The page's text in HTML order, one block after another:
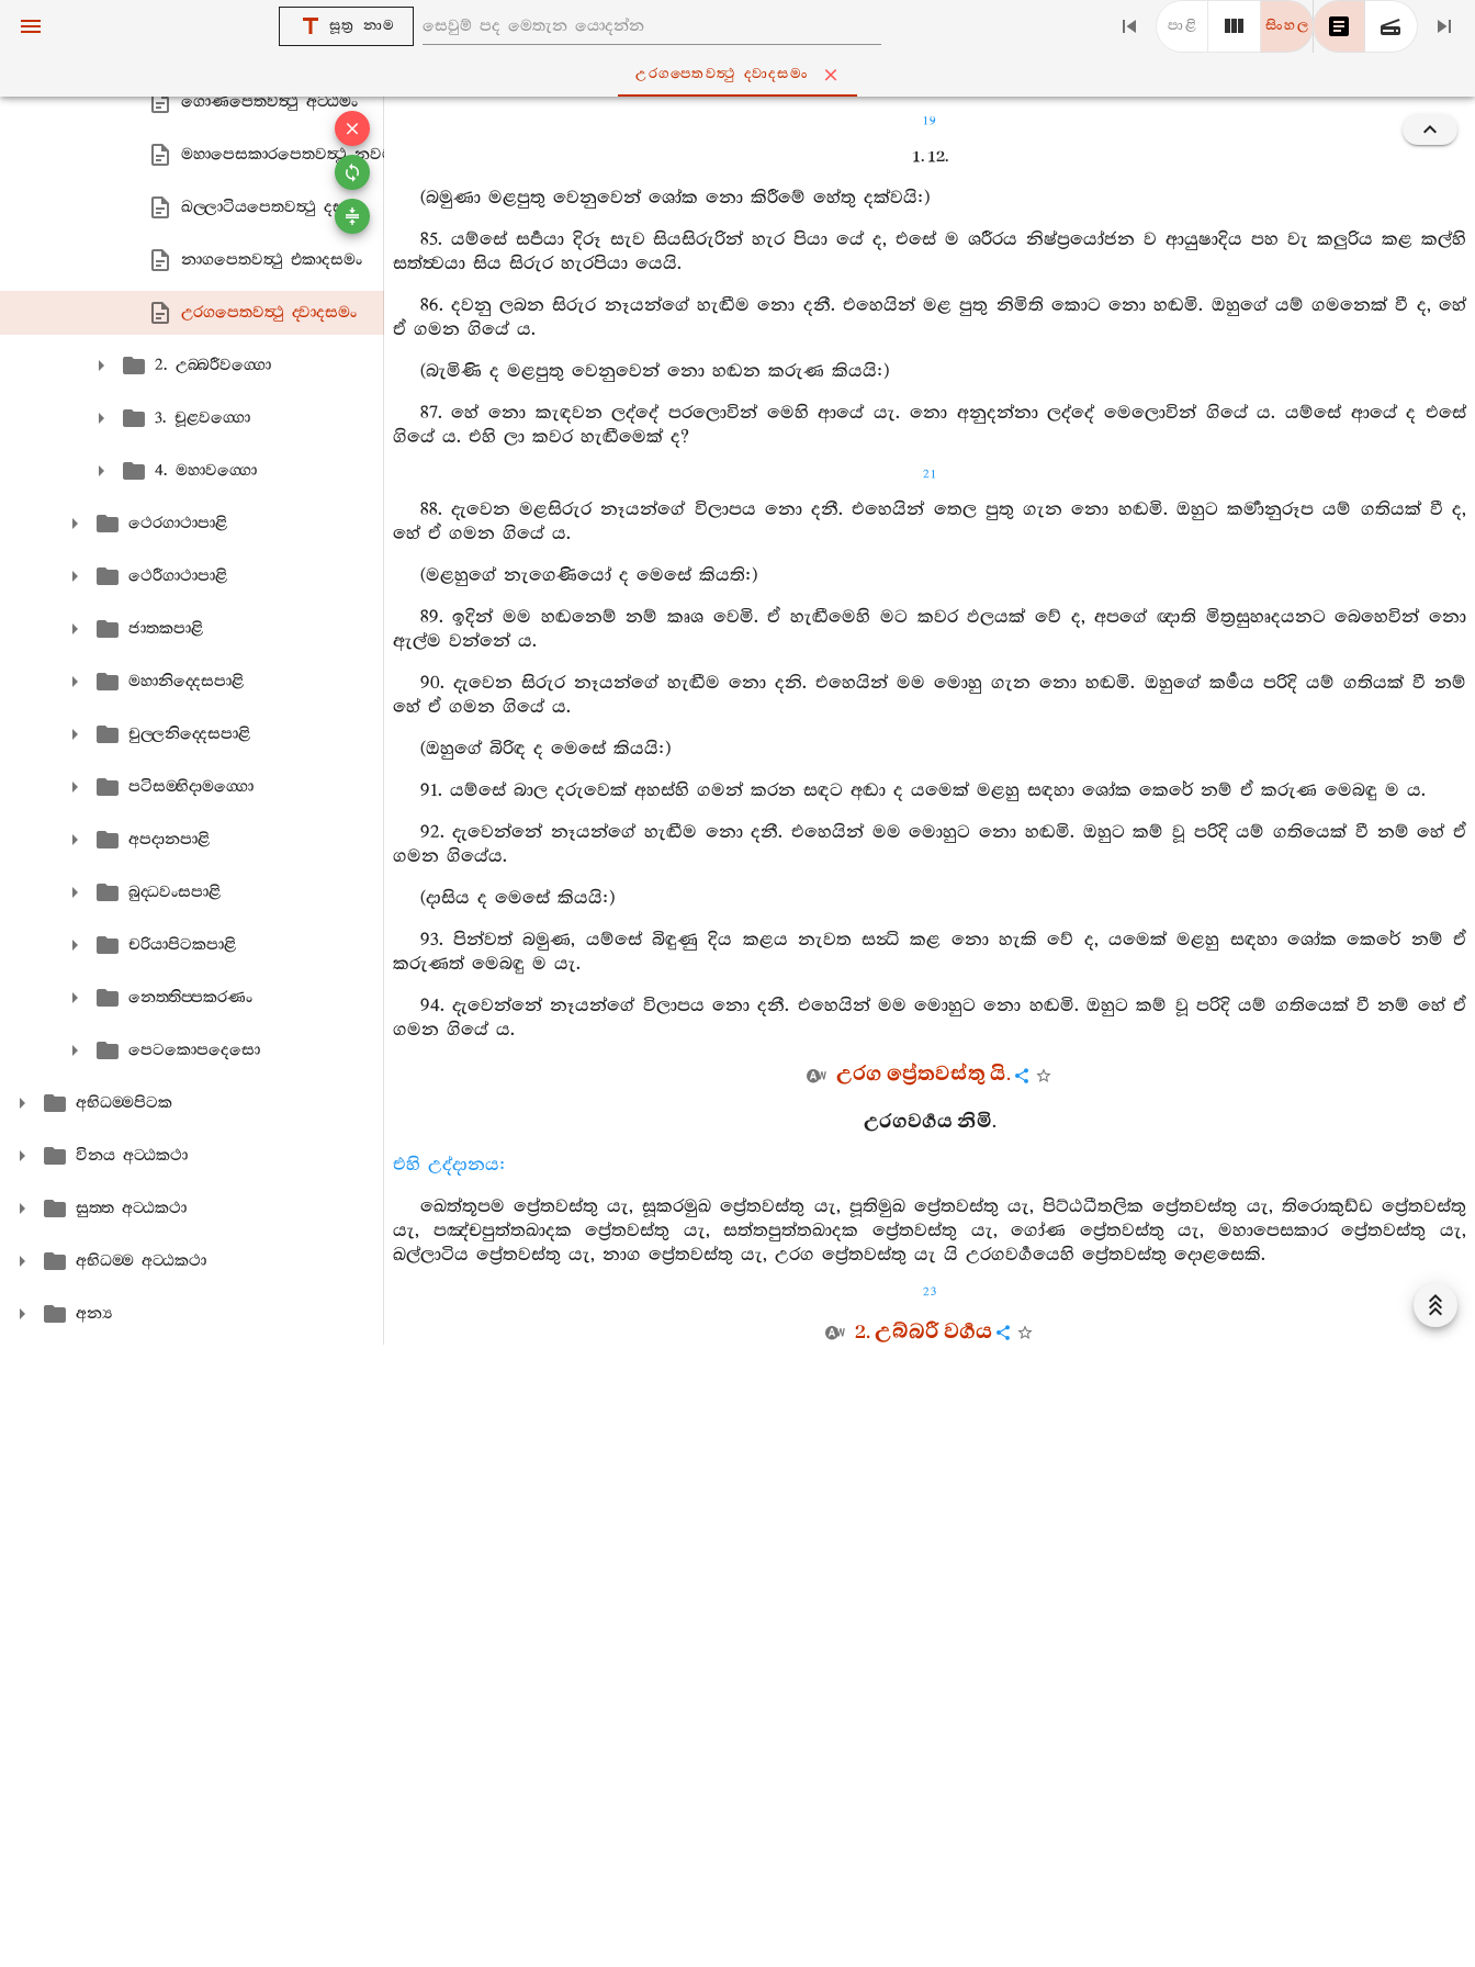
සූත්‍ර නාම පාළි සිංහල
උරගපෙතවත්‍ථු ද‍්වාදසමං
සත‍්තපුත‍්තඛාදකපෙතවත්‍ථු සත‍්තමං
ගොණපෙතවත්‍ථු අට‍්ඨමං
මහාපෙසකාරපෙතවත්‍ථු නවමං
ඛල‍්ලාටියපෙතවත්‍ථු දසමං
නාගපෙතවත්‍ථු එකාදසමං
උරගපෙතවත්‍ථු ද‍්වාදසමං
2. උබ‍්බරීවග‍්ගො
3. චූළවග‍්ගො
4. මහාවග‍්ගො
ථෙරගාථාපාළි
ථෙරීගාථාපාළි
ජාතකපාළි
මහානිද‍්දෙසපාළි
චුල‍්ලනිද‍්දෙසපාළි
පටිසම‍්භිදාමග‍්ගො
අපදානපාළි
බුද‍්ධවංසපාළි
චරියාපිටකපාළි
නෙත‍්තිප‍්පකරණං
පෙටකොපදෙසො
අභිධම‍්මපිටක
විනය අට‍්ඨකථා
සුත‍්ත අට‍්ඨකථා
අභිධම‍්ම අට‍්ඨකථා
අන්‍ය
19
1. 12.
(බමුණා මළපුතු වෙනුවෙන් ශෝක නො කිරීමේ හේතු දක්වයි:)
85. යම්සේ සර්‍පයා දිරූ සැව සියසිරුරින් හැර පියා යේ ද, එසේ ම ශරීරය නිෂ්ප්‍රයෝජන ව ආයුෂාදිය පහ වැ කලුරිය කළ කල්හි
සත්ත්‍වයා සිය සිරුර හැරපියා යෙයි.
86. දවනු ලබන සිරුර නෑයන්ගේ හැඬීම නො දනී. එහෙයින් මළ පුතු නිමිති කොට නො හඬමි. ඔහුගේ යම් ගමනෙක් වී ද, හේ
ඒ ගමන ගියේ ය.
(බැමිණි ද මළපුතු වෙනුවෙන් නො හඬන කරුණ කියයි:)
87. හේ නො කැඳවන ලද්දේ පරලොවින් මෙහි ආයේ යැ. නො අනුදන්නා ලද්දේ මෙලොවින් ගියේ ය. යම්සේ ආයේ ද එසේ
ගියේ ය. එහි ලා කවර හැඬීමෙක් ද?
21
88. දැවෙන මළසිරුර නෑයන්ගේ විලාපය නො දනී. එහෙයින් තෙල පුතු ගැන නො හඬමි. ඔහුට කර්‍මානුරූප යම් ගතියක් වී ද,
හේ ඒ ගමන ගියේ ය.
(මළහුගේ නැගෙණියෝ ද මෙසේ කියති:)
89. ඉදින් මම හඬනෙම් නම් කෘශ වෙමි. ඒ හැඬීමෙහි මට කවර ඵලයක් වේ ද, අපගේ ඥාති මිත්‍රසුහෘදයනට බෙහෙවින් නො
ඇල්ම වන්නේ ය.
90. දැවෙන සිරුර නෑයන්ගේ හැඬීම නො දනි. එහෙයින් මම මොහු ගැන නො හඬමි. ඔහුගේ කර්‍මය පරිදි යම් ගතියක් වී නම්
හේ ඒ ගමන ගියේ ය.
(ඔහුගේ බිරිඳ ද මෙසේ කියයි:)
91. යම්සේ බාල දරුවෙක් අහස්හි ගමන් කරන සඳට අඬා ද යමෙක් මළහු සඳහා ශෝක කෙරේ නම් ඒ කරුණ මෙබඳු ම ය.
92. දැවෙන්නේ නෑයන්ගේ හැඬීම නො දනී. එහෙයින් මම මොහුට නො හඬමි. ඔහුට කම් වූ පරිදි යම් ගතියෙක් වී නම් හේ ඒ
ගමන ගියේය.
(දාසිය ද මෙසේ කියයි:)
93. පින්වත් බමුණ, යම්සේ බිඳුණු දිය කළය නැවත සන්‍ධි කළ නො හැකි වේ ද, යමෙක් මළහු සඳහා ශෝක කෙරේ නම් ඒ
කරුණත් මෙබඳු ම යැ.
94. දැවෙන්නේ නෑයන්ගේ විලාපය නො දනී. එහෙයින් මම මොහුට නො හඬමි. ඔහුට කම් වූ පරිදි යම් ගතියෙක් වී නම් හේ ඒ
ගමන ගියේ ය.
උරග ප්‍රේතවස්තු යි.
උරගවර්‍ගය නිමි.
එහි උද්දානය:
ඛෙත්තූපම ප්‍රේතවස්තු යැ, සූකරමුඛ ප්‍රේතවස්තු යැ, පූතිමුඛ ප්‍රේතවස්තු යැ, පිට්ඨධීතලික ප්‍රේතවස්තු යැ, තිරොකුඩ්ඩ ප්‍රේතවස්තු
යැ, පඤ්චපුත්තඛාදක ප්‍රේතවස්තු යැ, සත්තපුත්තඛාදක ප්‍රේතවස්තු යැ, ගෝණ ප්‍රේතවස්තු යැ, මහාපෙසකාර ප්‍රේතවස්තු යැ,
ඛල්ලාටිය ප්‍රේතවස්තු යැ, නාග ප්‍රේතවස්තු යැ, උරග ප්‍රේතවස්තු යැ යි උරගවර්‍ගයෙහි ප්‍රේතවස්තු දොළසෙකි.
23
2. උබ්බරී වර්‍ගය